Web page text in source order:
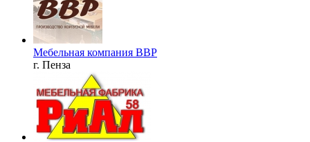
Мебельная компания ВВР
г. Пенза